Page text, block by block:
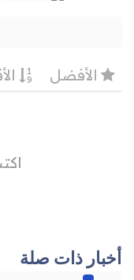
أخبار ذات صلة